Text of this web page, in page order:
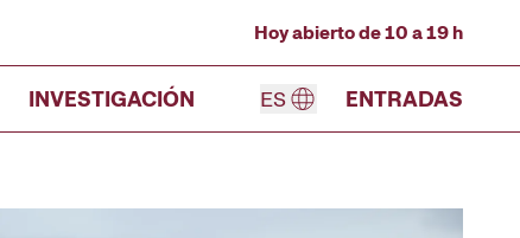
Hoy abierto de 10 a 19 h
INVESTIGACIÓN ES ENTRADAS